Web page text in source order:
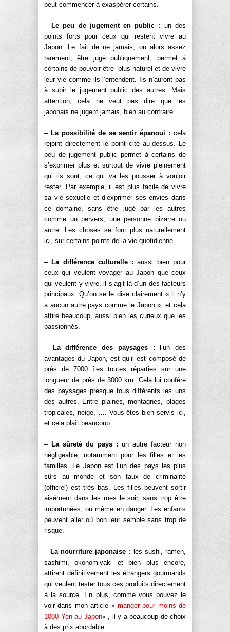
peut commencer à exaspérer certains.
– Le peu de jugement en public : un des
points forts pour ceux qui restent vivre au
Japon. Le fait de ne jamais, ou alors assez
rarement, être jugé publiquement, permet à
certains de pouvoir être plus naturel et de vivre
leur vie comme ils l’entendent. Ils n’auront pas
à subir le jugement public des autres. Mais
attention, cela ne veut pas dire que les
japonais ne jugent jamais, bien au contraire.
– La possibilité de se sentir épanoui : cela
rejoint directement le point cité au-dessus. Le
peu de jugement public permet à certains de
s’exprimer plus et surtout de vivre pleinement
qui ils sont, ce qui va les pousser à vouloir
rester. Par exemple, il est plus facile de vivre
sa vie sexuelle et d’exprimer ses envies dans
ce domaine, sans être jugé par les autres
comme un pervers, une personne bizarre ou
autre. Les choses se font plus naturellement
ici, sur certains points de la vie quotidienne.
– La différence culturelle : aussi bien pour
ceux qui veulent voyager au Japon que ceux
qui veulent y vivre, il s’agit là d’un des facteurs
principaux. Qu’on se le dise clairement « il n’y
a aucun autre pays comme le Japon », et cela
attire beaucoup, aussi bien les curieux que les
passionnés.
– La différence des paysages : l’un des
avantages du Japon, est qu’il est composé de
près de 7000 îles toutes réparties sur une
longueur de près de 3000 km. Cela lui confère
des paysages presque tous différents les uns
des autres. Entre plaines, montagnes, plages
tropicales, neige, …. Vous êtes bien servis ici,
et cela plaît beaucoup.
– La sûreté du pays : un autre facteur non
négligeable, notamment pour les filles et les
familles. Le Japon est l’un des pays les plus
sûrs au monde et son taux de criminalité
(officiel) est très bas. Les filles peuvent sortir
aisément dans les rues le soir, sans trop être
importunées, ou même en danger. Les enfants
peuvent aller où bon leur semble sans trop de
risque.
– La nourriture japonaise : les sushi, ramen,
sashimi, okonomiyaki et bien plus encore,
attirent définitivement les étrangers gourmands
qui veulent tester tous ces produits directement
à la source. En plus, comme vous pouvez le
voir dans mon article « manger pour moins de
1000 Yen au Japon« , il y a beaucoup de choix
à des prix abordable.